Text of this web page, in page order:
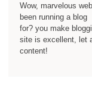
Wow, marvelous
been running a blog
for? you make
site is excellent, let
content!